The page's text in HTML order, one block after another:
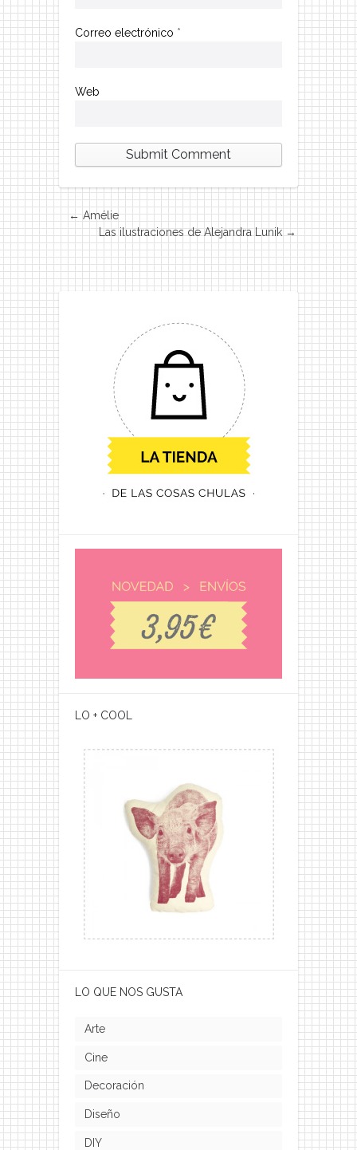
Correo electrónico *
Web
←Amélie
Las ilustraciones de Alejandra Lunik→
LO + COOL
LO QUE NOS GUSTA
Arte
Cine
Decoración
Diseño
DIY